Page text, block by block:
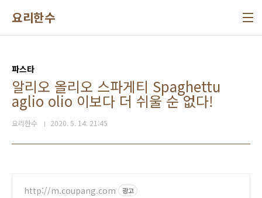
요리한수
파스타
알리오 올리오 스파게티 Spaghettu
aglio olio 이보다 더 쉬울 순 없다!
요리한수 2020. 5. 14. 21:45
http://m.coupang.com 광고